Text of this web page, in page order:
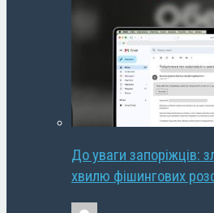
До уваги запоріжців:
хвилю фішингових